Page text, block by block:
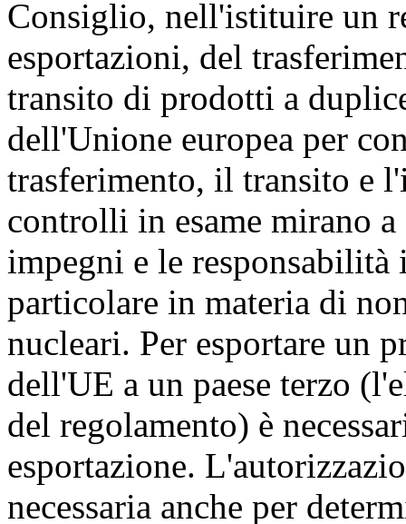
Consiglio, nell'istituire un
esportazioni, del
transito di prodotti a
dell'Unione europea per
trasferimento, il transito e
controlli in esame mirano
impegni e le
particolare in materia di
nucleari. Per esportare un
dell'UE a un paese terzo
del regolamento) è
esportazione.
necessaria anche per